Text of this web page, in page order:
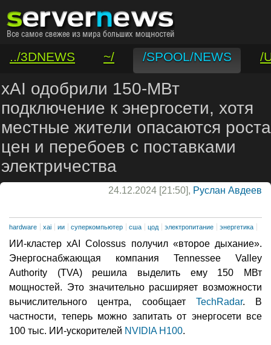
../3DNEWS ~/ /SPOOL/NEWS
/
/VAR/CONTACT
xAI одобрили 150-МВт
подключение к энергосети, хотя
местные жители опасаются роста
цен и перебоев с поставками
электричества
24.12.2024 [21:50], Руслан Авдеев
hardware xai ии суперкомпьютер сша цод электропитание энергетика
ИИ-кластер xAI Colossus получил «второе дыхание».
Энергоснабжающая компания Tennessee Valley
Authority (TVA) решила выделить ему 150 МВт
мощностей. Это значительно расширяет возможности
вычислительного центра, сообщает TechRadar. В
частности, теперь можно запитать от энергосети все
100 тыс. ИИ-ускорителей NVIDIA H100.